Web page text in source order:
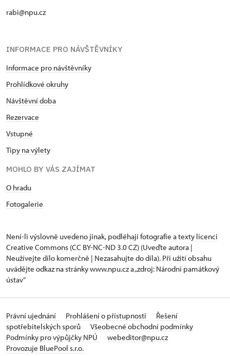
rabi@npu.cz
INFORMACE PRO NÁVŠTĚVNÍKY
Informace pro návštěvníky
Prohlídkové okruhy
Návštěvní doba
Rezervace
Vstupné
Tipy na výlety
MOHLO BY VÁS ZAJÍMAT
O hradu
Fotogalerie
Není-li výslovně uvedeno jinak, podléhají fotografie a texty licenci
Creative Commons (CC BY-NC-ND 3.0 CZ) (Uveďte autora |
Neužívejte dílo komerčně | Nezasahujte do díla). Při užití obsahu
uvádějte odkaz na stránky www.npu.cz a „zdroj: Národní památkový
ústav“
Právní ujednání Prohlášení o přístupnosti
Řešení
spotřebitelských sporů
Všeobecné obchodní podmínky
Podmínky pro výpůjčky NPÚ
webeditor@npu.cz
Provozuje BluePool s.r.o.